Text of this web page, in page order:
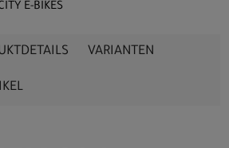
E-BIKES
VARIANTEN